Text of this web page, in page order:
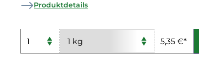
Produktdetails